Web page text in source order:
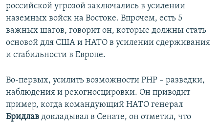
российской угрозой заключались в усилении
наземных войск на Востоке. Впрочем, есть 5
важных шагов, говорит он, которые должны стать
основой для США и НАТО в усилении сдерживания
и стабильности в Европе.
Во-первых, усилить возможности РНР – разведки,
наблюдения и рекогносцировки. Он приводит
пример, когда командующий НАТО генерал
Бридлав докладывал в Сенате, он отметил, что